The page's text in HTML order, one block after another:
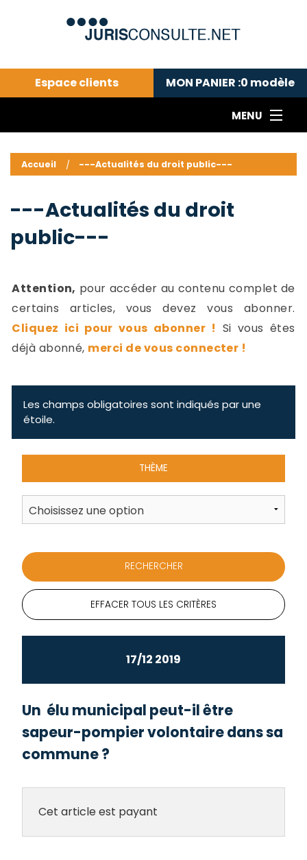
Espace clients MON PANIER :0 modèle
MENU
---Actualités du droit public---
Droit pénal---
Droit privé ---
Abonnement aux actualités
Accueil ---Actualités du droit public---
---Actualités du droit
public---
Attention, pour accéder au contenu complet de
certains articles, vous devez vous abonner.
Cliquez ici pour vous abonner ! Si vous êtes
déjà abonné, merci de vous connecter !
Les champs obligatoires sont indiqués par une
étoile.
THÈME
EFFACER TOUS LES CRITÈRES
17/12 2019
Un élu municipal peut-il être
sapeur-pompier volontaire dans sa
commune ?
Cet article est payant